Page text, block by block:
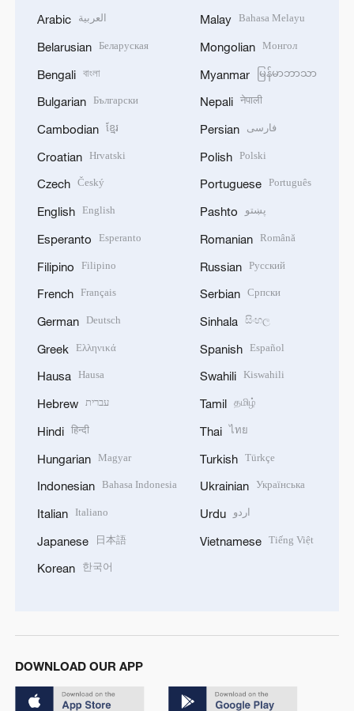
Arabic العربية
Belarusian Беларуская
Bengali বাংলা
Bulgarian Български
Cambodian ខ្មែរ
Croatian Hrvatski
Czech Český
English English
Esperanto Esperanto
Filipino Filipino
French Français
German Deutsch
Greek Ελληνικά
Hausa Hausa
Hebrew עברית
Hindi हिन्दी
Hungarian Magyar
Indonesian Bahasa Indonesia
Italian Italiano
Japanese 日本語
Korean 한국어
Malay Bahasa Melayu
Mongolian Монгол
Myanmar မြန်မာဘာသာ
Nepali नेपाली
Persian فارسی
Polish Polski
Portuguese Português
Pashto پښتو
Romanian Română
Russian Русский
Serbian Српски
Sinhala සිංහල
Spanish Español
Swahili Kiswahili
Tamil தமிழ்
Thai ไทย
Turkish Türkçe
Ukrainian Українська
Urdu اردو
Vietnamese Tiếng Việt
DOWNLOAD OUR APP